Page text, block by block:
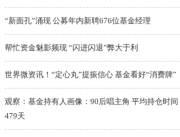
“新面孔”涌现 公募年内新聘676位基金经理
帮忙资金魅影频现 “闪进闪退”弊大于利
世界微资讯！“定心丸”提振信心 基金看好“消费牌”
观察：基金持有人画像：90后唱主角 平均持仓时间
479天